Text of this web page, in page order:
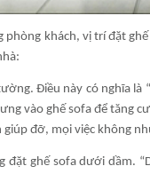
phòng khách, vị trí đặt
Điều này có nghĩa
vào ghế sofa để tăng
đỡ, mọi việc không
đặt ghế sofa dưới dầm.